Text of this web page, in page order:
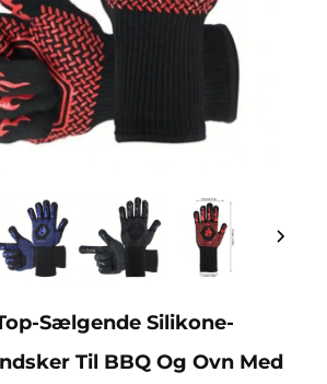
Sælgende Silikone-
Til BBQ Og Ovn Med